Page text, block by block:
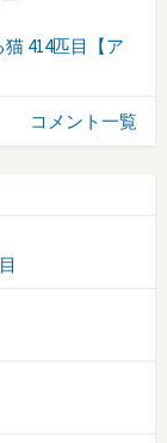
414匹目【ア
コメント一覧